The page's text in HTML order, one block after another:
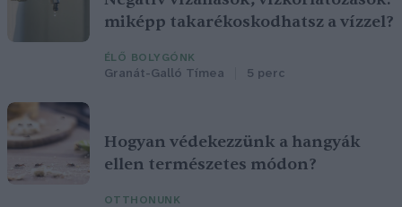
miképp takarékoskodhatsz a vízzel?
ÉLŐ BOLYGÓNK
Granát-Galló Tímea 5 perc
Hogyan védekezzünk a hangyák
ellen természetes módon?
OTTHONUNK